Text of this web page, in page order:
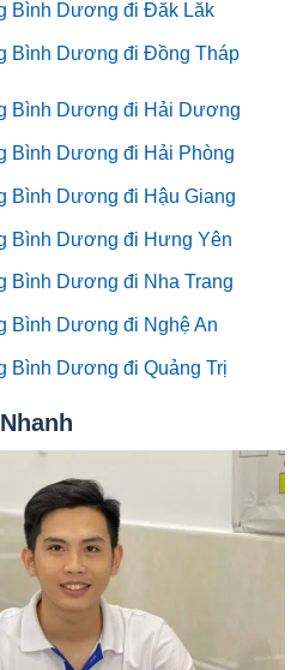
Bình Dương đi Đăk Lăk
Bình Dương đi Đồng Tháp
Bình Dương đi Hải Dương
Bình Dương đi Hải Phòng
Bình Dương đi Hậu Giang
Bình Dương đi Hưng Yên
Bình Dương đi Nha Trang
Bình Dương đi Nghệ An
Bình Dương đi Quảng Trị